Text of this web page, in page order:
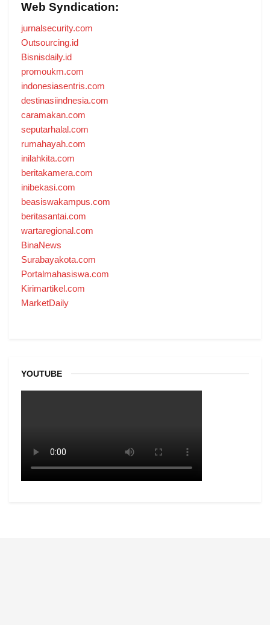
Web Syndication:
jurnalsecurity.com
Outsourcing.id
Bisnisdaily.id
promoukm.com
indonesiasentris.com
destinasiindnesia.com
caramakan.com
seputarhalal.com
rumahayah.com
inilahkita.com
beritakamera.com
inibekasi.com
beasiswakampus.com
beritasantai.com
wartaregional.com
BinaNews
Surabayakota.com
Portalmahasiswa.com
Kirimartikel.com
MarketDaily
YOUTUBE